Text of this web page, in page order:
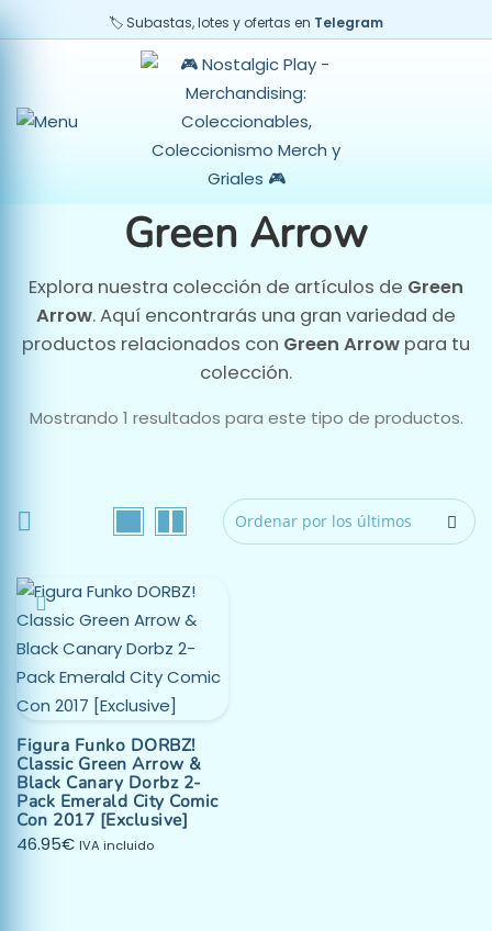
🏷️ Subastas, lotes y ofertas en Telegram
Green Arrow
Explora nuestra colección de artículos de Green
Arrow. Aquí encontrarás una gran variedad de
productos relacionados con Green Arrow para tu
colección.
Mostrando 1 resultados para este tipo de productos.
Figura Funko DORBZ!
Classic Green Arrow &
Black Canary Dorbz 2-
Pack Emerald City Comic
Con 2017 [Exclusive]
46.95€ IVA incluido